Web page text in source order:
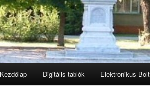
Tovább az elsődleges tartalomra
Tovább a másodlagos tartalomra
Kezdőlap Digitális tablók Elektronikus Bolt